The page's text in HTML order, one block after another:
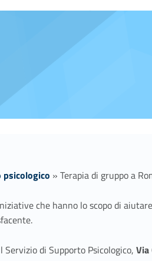
» Terapia di gruppo a
che hanno lo scopo di
Servizio di Supporto Psicologico, Via